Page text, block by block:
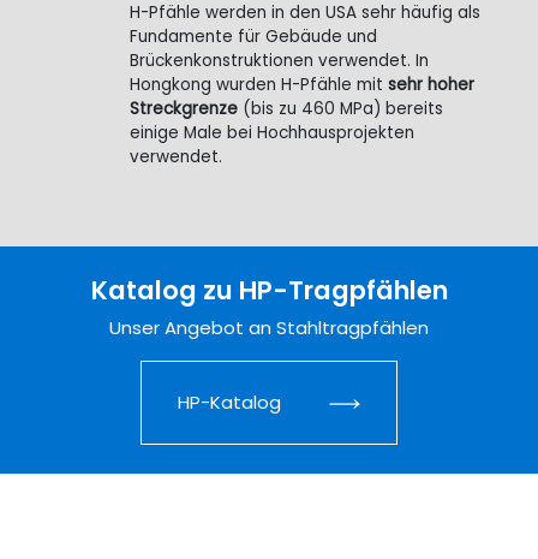
H-Pfähle werden in den USA sehr häufig als
Fundamente für Gebäude und
Brückenkonstruktionen verwendet. In
Hongkong wurden H-Pfähle mit sehr hoher
Streckgrenze (bis zu 460 MPa) bereits
einige Male bei Hochhausprojekten
verwendet.
Katalog zu HP-Tragpfählen
Unser Angebot an Stahltragpfählen
HP-Katalog